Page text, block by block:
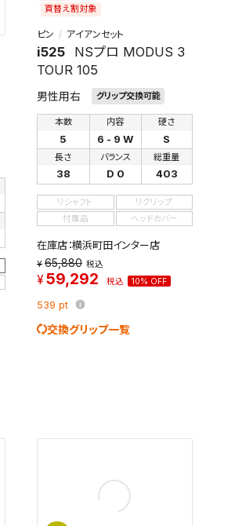
買替え割対象
ピン アイアンセット
i525
NSプロ MODUS 3
TOUR 105
男性用右 グリップ交換可能
本数
5
内容
6 - 9 W
硬さ
S
長さ
38
バランス
D 0
総重量
403
リシャフト
リグリップ
付属品
ヘッドカバー
在庫店：横浜町田インター店
65,880 税込
59,292 税込 10% OFF
539pt
交換グリップ一覧